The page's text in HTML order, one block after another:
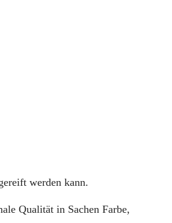
werden kann.
Qualität in Sachen Farbe,